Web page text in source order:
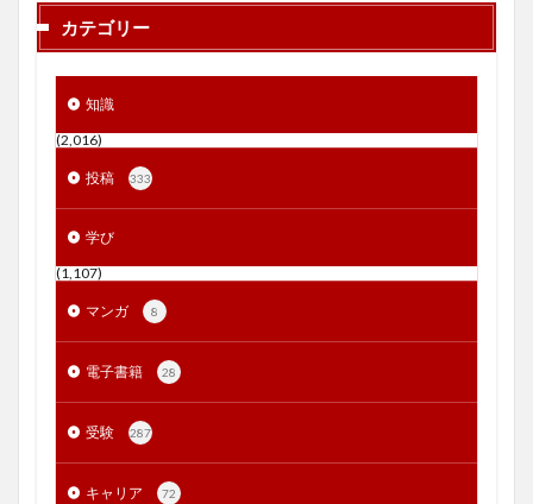
カテゴリー
知識
(2,016)
投稿 333
学び
(1,107)
マンガ 8
電子書籍 28
受験 287
キャリア 72